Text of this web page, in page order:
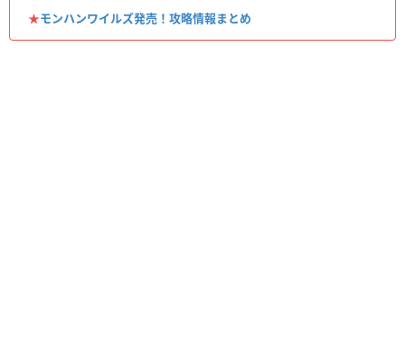
★モンハンワイルズ発売！攻略情報まとめ